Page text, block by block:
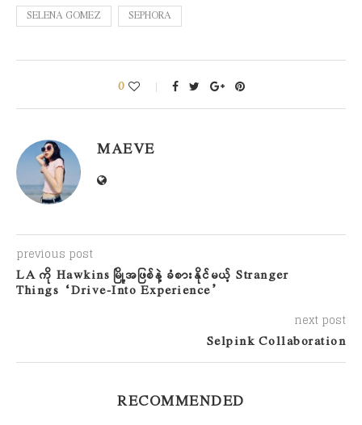
SELENA GOMEZ SEPHORA
0
MAEVE
previous post
LA ကို Hawkins မြို့အဖြစ်နဲ့ ခံစားနိုင်မယ့် Stranger
Things “Drive-Into Experience”
next post
Selpink Collaboration
RECOMMENDED